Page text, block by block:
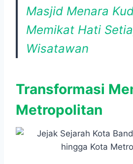
Masjid Menara
Memikat Hati
Wisatawan
Transformasi
Metropolitan